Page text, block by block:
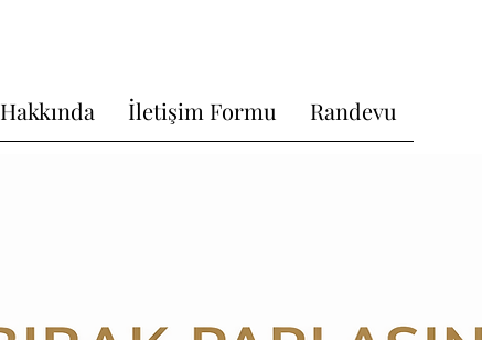
Hakkında İletişim Formu Randevu